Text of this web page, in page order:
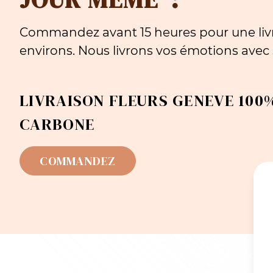
Commandez avant 15 heures pour une
environs. Nous livrons vos émotions
LIVRAISON FLEURS GENEVE
CARBONE
COMMANDEZ